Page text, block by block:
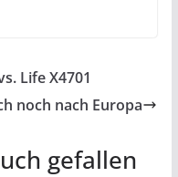
Life X4701
noch nach Europa
gefallen